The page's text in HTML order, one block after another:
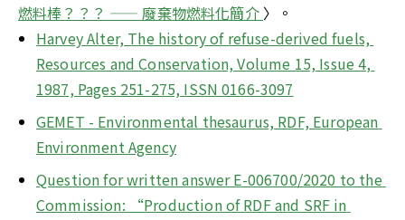
燃料棒？？？ —— 廢棄物燃料化簡介 〉。
Harvey Alter, The history of refuse-derived fuels,
Resources and Conservation, Volume 15, Issue 4,
1987, Pages 251-275, ISSN 0166-3097
GEMET - Environmental thesaurus, RDF, European
Environment Agency
Question for written answer E-006700/2020 to the
Commission: “Production of RDF and SRF in